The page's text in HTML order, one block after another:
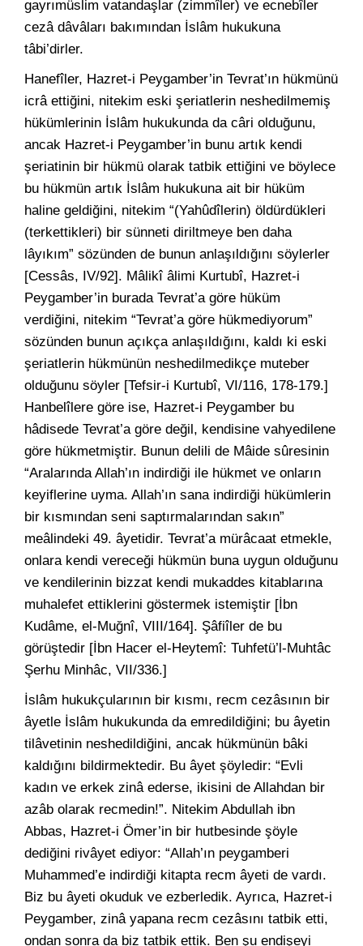
gayrımüslim vatandaşlar (zimmîler) ve ecnebîler
cezâ dâvâları bakımından İslâm hukukuna
tâbi’dirler.
Hanefîler, Hazret-i Peygamber’in Tevrat’ın hükmünü
icrâ ettiğini, nitekim eski şeriatlerin neshedilmemiş
hükümlerinin İslâm hukukunda da câri olduğunu,
ancak Hazret-i Peygamber’in bunu artık kendi
şeriatinin bir hükmü olarak tatbik ettiğini ve böylece
bu hükmün artık İslâm hukukuna ait bir hüküm
haline geldiğini, nitekim “(Yahûdîlerin) öldürdükleri
(terkettikleri) bir sünneti diriltmeye ben daha
lâyıkım” sözünden de bunun anlaşıldığını söylerler
[Cessâs, IV/92]. Mâlikî âlimi Kurtubî, Hazret-i
Peygamber’in burada Tevrat’a göre hüküm
verdiğini, nitekim “Tevrat’a göre hükmediyorum”
sözünden bunun açıkça anlaşıldığını, kaldı ki eski
şeriatlerin hükmünün neshedilmedikçe muteber
olduğunu söyler [Tefsir-i Kurtubî, VI/116, 178-179.]
Hanbelîlere göre ise, Hazret-i Peygamber bu
hâdisede Tevrat’a göre değil, kendisine vahyedilene
göre hükmetmiştir. Bunun delili de Mâide sûresinin
“Aralarında Allah’ın indirdiği ile hükmet ve onların
keyiflerine uyma. Allah’ın sana indirdiği hükümlerin
bir kısmından seni saptırmalarından sakın”
meâlindeki 49. âyetidir. Tevrat’a mürâcaat etmekle,
onlara kendi vereceği hükmün buna uygun olduğunu
ve kendilerinin bizzat kendi mukaddes kitablarına
muhalefet ettiklerini göstermek istemiştir [İbn
Kudâme, el-Muğnî, VIII/164]. Şâfiîler de bu
görüştedir [İbn Hacer el-Heytemî: Tuhfetü’l-Muhtâc
Şerhu Minhâc, VII/336.]
İslâm hukukçularının bir kısmı, recm cezâsının bir
âyetle İslâm hukukunda da emredildiğini; bu âyetin
tilâvetinin neshedildiğini, ancak hükmünün bâki
kaldığını bildirmektedir. Bu âyet şöyledir: “Evli
kadın ve erkek zinâ ederse, ikisini de Allahdan bir
azâb olarak recmedin!”. Nitekim Abdullah ibn
Abbas, Hazret-i Ömer’in bir hutbesinde şöyle
dediğini rivâyet ediyor: “Allah’ın peygamberi
Muhammed’e indirdiği kitapta recm âyeti de vardı.
Biz bu âyeti okuduk ve ezberledik. Ayrıca, Hazret-i
Peygamber, zinâ yapana recm cezâsını tatbik etti,
ondan sonra da biz tatbik ettik. Ben şu endişeyi